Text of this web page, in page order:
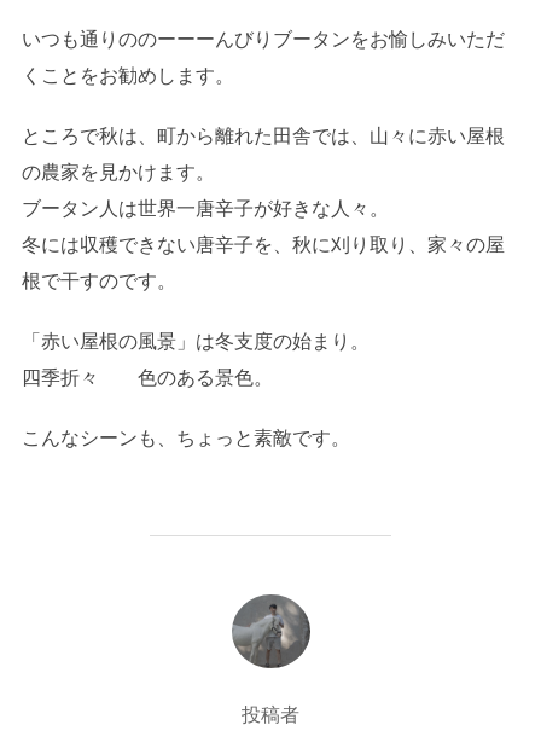
いつも通りののーーーんびりブータンをお愉しみいただ
くことをお勧めします。
ところで秋は、町から離れた田舎では、山々に赤い屋根
の農家を見かけます。
ブータン人は世界一唐辛子が好きな人々。
冬には収穫できない唐辛子を、秋に刈り取り、家々の屋
根で干すのです。
「赤い屋根の風景」は冬支度の始まり。
四季折々 色のある景色。
こんなシーンも、ちょっと素敵です。
投稿者
投稿者